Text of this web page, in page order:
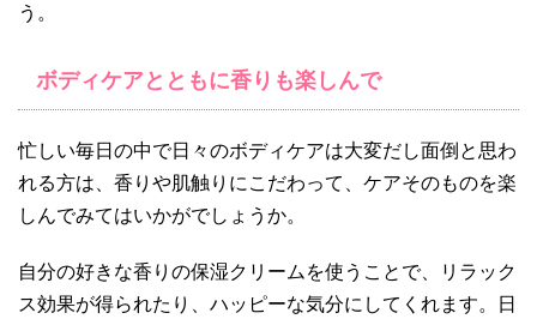
う。
ボディケアとともに香りも楽しんで
忙しい毎日の中で日々のボディケアは大変だし面倒と思わ
れる方は、香りや肌触りにこだわって、ケアそのものを楽
しんでみてはいかがでしょうか。
自分の好きな香りの保湿クリームを使うことで、リラック
ス効果が得られたり、ハッピーな気分にしてくれます。日